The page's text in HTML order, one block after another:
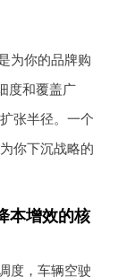
为你的品牌购
度和覆盖广
张半径。一个
你下沉战略的
本增效的核
度，车辆空驶